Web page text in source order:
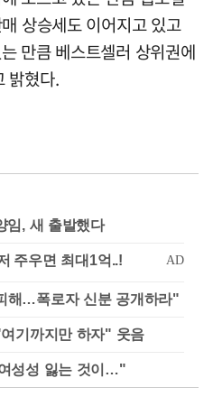
상승세도 이어지고 있고
만큼 베스트셀러 상위권에
밝혔다.
임, 새 출발했다
해…폭로자 신분 공개하라"
기까지만 하자" 웃음
성성 잃는 것이…"